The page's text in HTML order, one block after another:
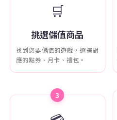
🛒
挑選儲值商品
找到您要儲值的遊戲，選擇對
應的點券、月卡、禮包。
3